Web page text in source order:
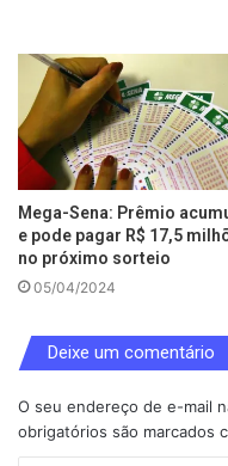
Mega-Sena: Prêmio
e pode pagar R$ 17,5
no próximo sorteio
05/04/2024
Deixe um comentário
O seu endereço de e-mail
obrigatórios são marcados